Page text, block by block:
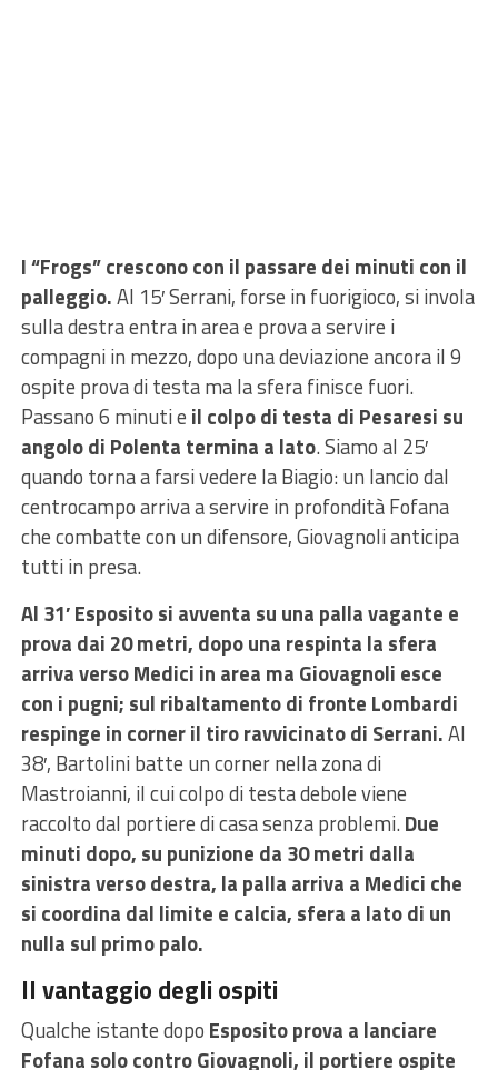
I “Frogs” crescono con il passare dei minuti con il
palleggio.Al 15′ Serrani, forse in fuorigioco, si invola
sulla destra entra in area e prova a servire i
compagni in mezzo, dopo una deviazione ancora il 9
ospite prova di testa ma la sfera finisce fuori.
Passano 6 minuti e il colpo di testa di Pesaresi su
angolo di Polenta termina a lato. Siamo al 25′
quando torna a farsi vedere la Biagio: un lancio dal
centrocampo arriva a servire in profondità Fofana
che combatte con un difensore, Giovagnoli anticipa
tutti in presa.
Al 31′ Esposito si avventa su una palla vagante e
prova dai 20 metri, dopo una respinta la sfera
arriva verso Medici in area ma Giovagnoli esce
con i pugni; sul ribaltamento di fronte Lombardi
respinge in corner il tiro ravvicinato di Serrani.Al
38′, Bartolini batte un corner nella zona di
Mastroianni, il cui colpo di testa debole viene
raccolto dal portiere di casa senza problemi.Due
minuti dopo, su punizione da 30 metri dalla
sinistra verso destra, la palla arriva a Medici che
si coordina dal limite e calcia, sfera a lato di un
nulla sul primo palo.
Il vantaggio degli ospiti
Qualche istante dopo Esposito prova a lanciare
Fofana solo contro Giovagnoli, il portiere ospite